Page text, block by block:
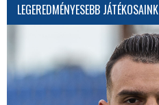
LEGEREDMÉNYESEBB JÁTÉKOSAINK